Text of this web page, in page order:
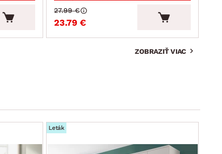
23.79 €
27.99 €
ZOBRAZIŤ VIAC
Leták